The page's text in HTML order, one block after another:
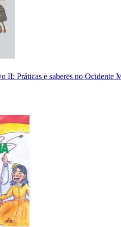
II: Práticas e saberes no Ocidente